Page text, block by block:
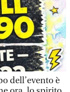
dell’evento è